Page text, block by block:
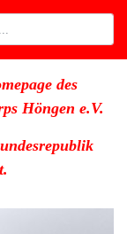
des
Höngen e.V.